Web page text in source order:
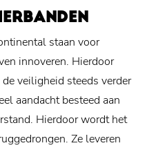
staan voor
innoveren. Hierdoor
veiligheid steeds verder
aandacht besteed aan
Hierdoor wordt het
Ze leveren